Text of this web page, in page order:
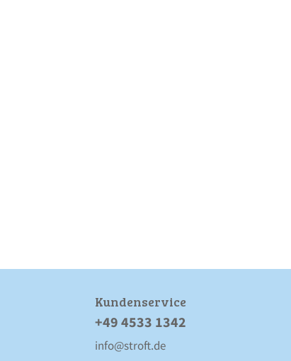
Kunden­service
+49 4533 1342
info@stroft.de